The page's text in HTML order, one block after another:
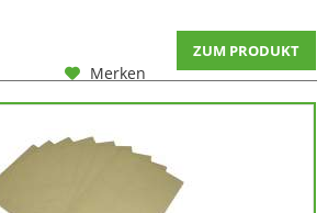
ZUM PRODUKT
Merken